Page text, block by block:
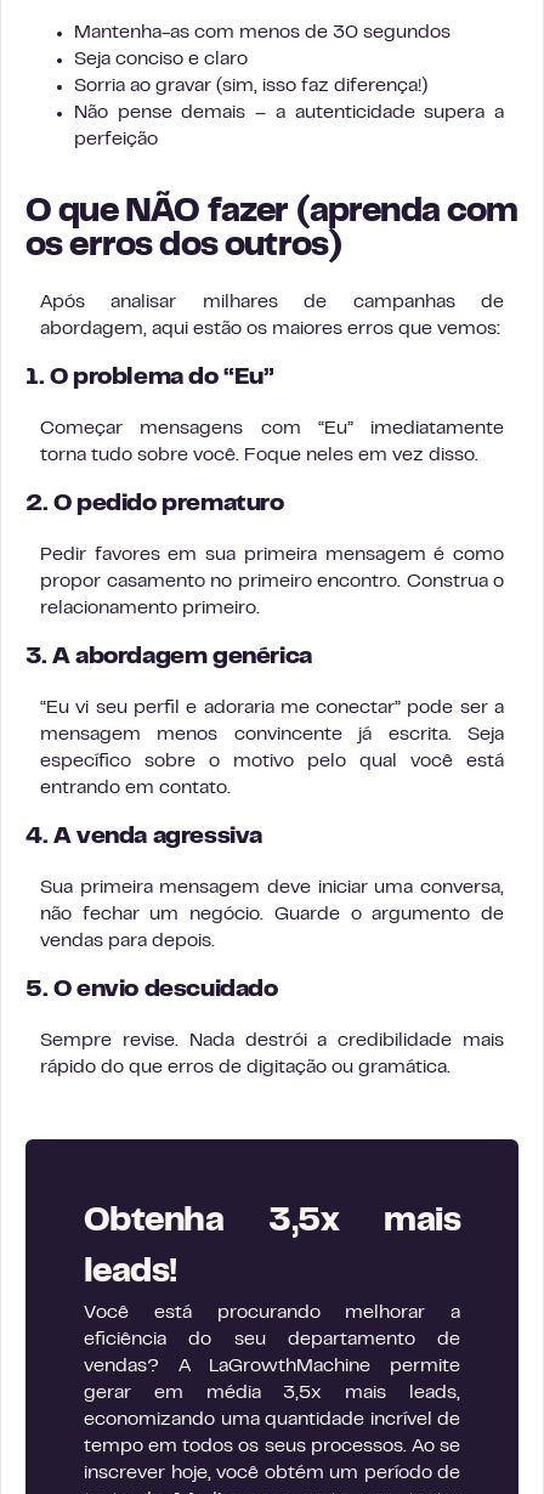
Mantenha-as com menos de 30 segundos
Seja conciso e claro
Sorria ao gravar (sim, isso faz diferença!)
Não pense demais – a autenticidade supera a
perfeição
O que NÃO fazer (aprenda com
os erros dos outros)
Após analisar milhares de campanhas de
abordagem, aqui estão os maiores erros que vemos:
1. O problema do “Eu”
Começar mensagens com “Eu” imediatamente
torna tudo sobre você. Foque neles em vez disso.
2. O pedido prematuro
Pedir favores em sua primeira mensagem é como
propor casamento no primeiro encontro. Construa o
relacionamento primeiro.
3. A abordagem genérica
“Eu vi seu perfil e adoraria me conectar” pode ser a
mensagem menos convincente já escrita. Seja
específico sobre o motivo pelo qual você está
entrando em contato.
4. A venda agressiva
Sua primeira mensagem deve iniciar uma conversa,
não fechar um negócio. Guarde o argumento de
vendas para depois.
5. O envio descuidado
Sempre revise. Nada destrói a credibilidade mais
rápido do que erros de digitação ou gramática.
Obtenha 3,5x mais
leads!
Você está procurando melhorar a
eficiência do seu departamento de
vendas? A LaGrowthMachine permite
gerar em média 3,5x mais leads,
economizando uma quantidade incrível de
tempo em todos os seus processos. Ao se
inscrever hoje, você obtém um período de